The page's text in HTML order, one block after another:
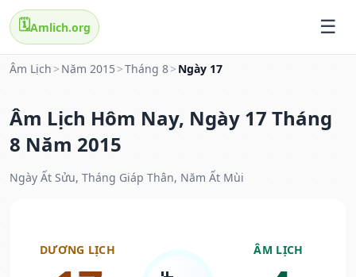
🗓️Amlich.org
Âm Lịch > Năm 2015 >Tháng 8> Ngày 17
Âm Lịch Hôm Nay, Ngày 17 Tháng
8 Năm 2015
Ngày Ất Sửu, Tháng Giáp Thân, Năm Ất Mùi
DƯƠNG LỊCH ÂM LỊCH